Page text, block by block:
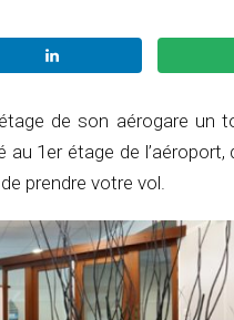
de son aérogare un
1er étage de l’aéroport,
prendre votre vol.